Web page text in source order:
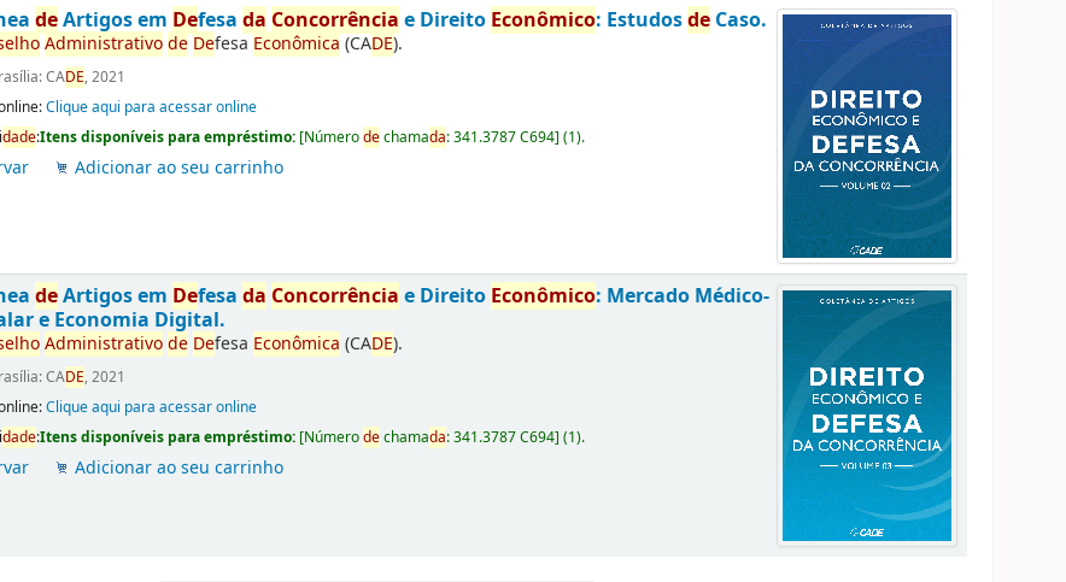
deArtigos em Defesada Concorrência e Direito Econômico: Estudosde Caso.
Administrativode Defesa Econômica (CADE).
CADE, 2021
Clique aqui para acessar online
dade:Itens disponíveis para empréstimo: [Númerodechamada:341.3787 C694](1).
Adicionar ao seu carrinho
deArtigos em Defesada Concorrência e Direito Econômico: Mercado Médico-
e Economia Digital.
Administrativode Defesa Econômica (CADE).
CADE, 2021
Clique aqui para acessar online
dade:Itens disponíveis para empréstimo: [Númerodechamada:341.3787 C694](1).
Adicionar ao seu carrinho